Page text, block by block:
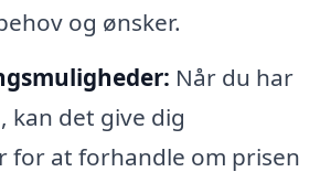
og ønsker.
Når du har
kan det give dig
for at forhandle om prisen